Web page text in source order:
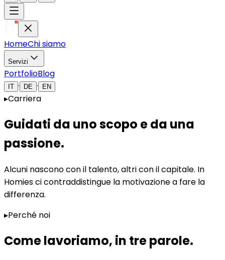
HomeChi siamo
Servizi
PortfolioBlog
IT · DE · EN
▸Carriera
Guidati da uno scopo e da una
passione.
Alcuni nascono con il talento, altri con il capitale. In
Homies ci contraddistingue la motivazione a fare la
differenza.
▸Perché noi
Come lavoriamo, in tre parole.